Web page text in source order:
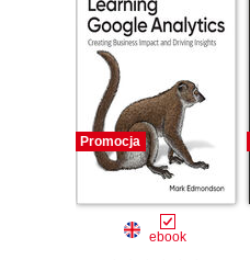
Promocja
ebook